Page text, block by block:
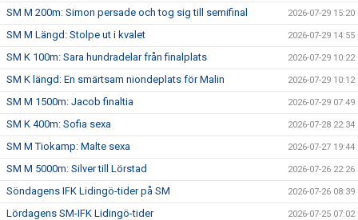
SM M 200m: Simon persade och tog sig till semifinal 2026-07-29 15:20
SM M Längd: Stolpe ut i kvalet 2026-07-29 14:55
SM K 100m: Sara hundradelar från finalplats 2026-07-29 10:22
SM K längd: En smärtsam niondeplats för Malin 2026-07-29 10:12
SM M 1500m: Jacob finaltia 2026-07-29 07:49
SM K 400m: Sofia sexa 2026-07-28 22:34
SM M Tiokamp: Malte sexa 2026-07-27 19:44
SM M 5000m: Silver till Lörstad 2026-07-26 22:26
Söndagens IFK Lidingö-tider på SM 2026-07-26 08:39
Lördagens SM-IFK Lidingö-tider 2026-07-25 07:02